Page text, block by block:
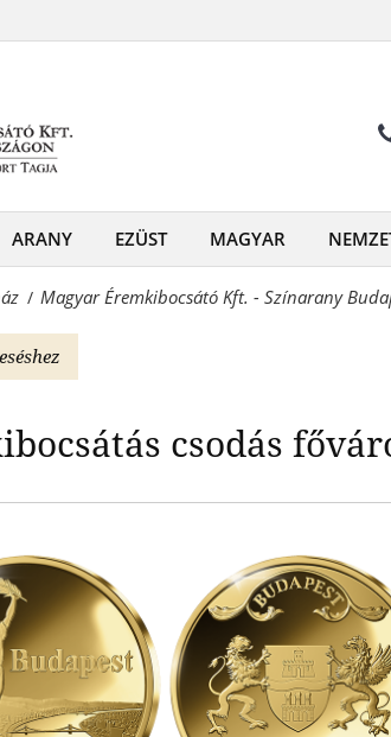
ARANY EZÜST MAGYAR
/ Magyar Éremkibocsátó Kft. - Színarany
csodás
Limitált